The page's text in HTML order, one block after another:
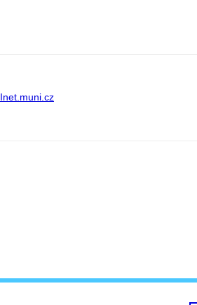
Inet.muni.cz